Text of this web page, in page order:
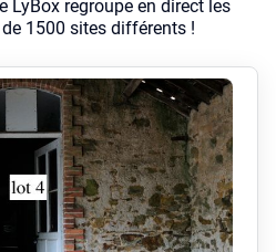
LyBox regroupe en direct les
1500 sites différents !